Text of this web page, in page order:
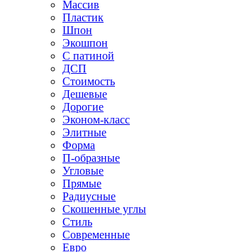
Массив
Пластик
Шпон
Экошпон
С патиной
ДСП
Стоимость
Дешевые
Дорогие
Эконом-класс
Элитные
Форма
П-образные
Угловые
Прямые
Радиусные
Скошенные углы
Стиль
Современные
Евро